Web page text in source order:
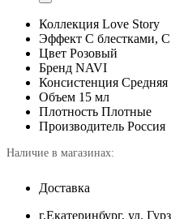
Коллекция Love Story
Эффект С блестками,
Цвет Розовый
Бренд NAVI
Консистенция Средняя
Объем 15 мл
Плотность Плотные
Производитель Россия
Наличие в магазинах:
Доставка
г.Екатеринбург, ул.